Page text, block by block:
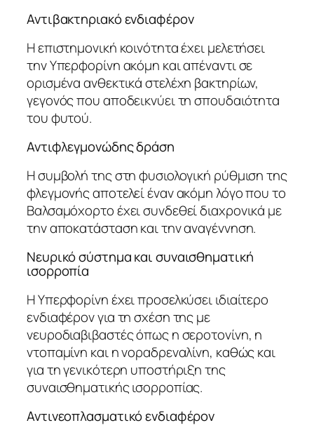
Αντιβακτηριακό ενδιαφέρον
Η επιστημονική κοινότητα έχει μελετήσει
την Υπερφορίνη ακόμη και απέναντι σε
ορισμένα ανθεκτικά στελέχη βακτηρίων,
γεγονός που αποδεικνύει τη σπουδαιότητα
του φυτού.
Αντιφλεγμονώδης δράση
Η συμβολή της στη φυσιολογική ρύθμιση της
φλεγμονής αποτελεί έναν ακόμη λόγο που το
Βαλσαμόχορτο έχει συνδεθεί διαχρονικά με
την αποκατάσταση και την αναγέννηση.
Νευρικό σύστημα και συναισθηματική
ισορροπία
Η Υπερφορίνη έχει προσελκύσει ιδιαίτερο
ενδιαφέρον για τη σχέση της με
νευροδιαβιβαστές όπως η σεροτονίνη, η
ντοπαμίνη και η νοραδρεναλίνη, καθώς και
για τη γενικότερη υποστήριξη της
συναισθηματικής ισορροπίας.
Αντινεοπλασματικό ενδιαφέρον